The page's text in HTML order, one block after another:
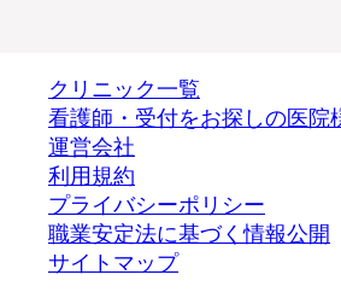
クリニック一覧
看護師・受付をお探しの医院様
運営会社
利用規約
プライバシーポリシー